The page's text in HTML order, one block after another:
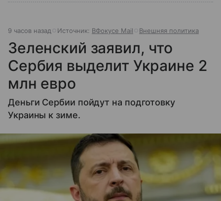
9 часов назад Источник: ВФокусе Mail Внешняя политика
Зеленский заявил, что
Сербия выделит Украине 2
млн евро
Деньги Сербии пойдут на подготовку
Украины к зиме.